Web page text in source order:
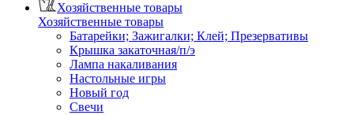
Хозяйственные товары
Хозяйственные товары
Батарейки; Зажигалки; Клей; Презервативы
Крышка закаточная/п/э
Лампа накаливания
Настольные игры
Новый год
Свечи